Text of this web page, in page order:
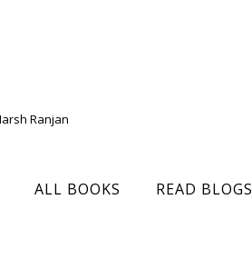
ALL BOOKS READ BLOGS